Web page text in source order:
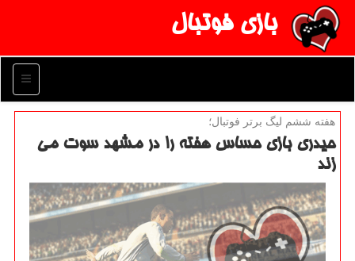
بازی فوتبال
منو
هفته ششم لیگ برتر فوتبال؛
حیدری بازی حساس هفته را در مشهد سوت می
زند